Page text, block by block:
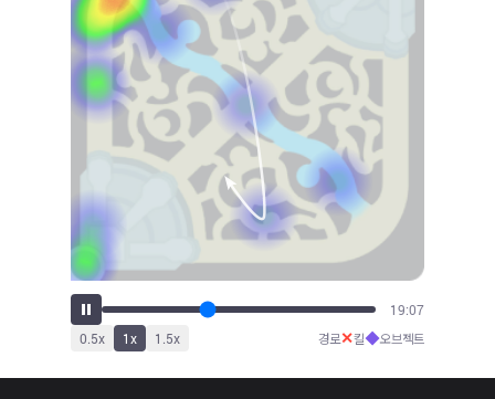
21:07
0.5x 1x 1.5x 경로✕킬◆오브젝트